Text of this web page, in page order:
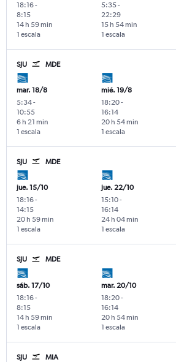
18:16-
8:15
1 escala
14 h 59 min
5:35-
22:29
1 escala
15 h 54 min
SJU MDE
mar. 18/8
5:34-
10:55
1 escala
6 h 21 min
mié. 19/8
18:20-
16:14
1 escala
20 h 54 min
SJU MDE
jue. 15/10
18:16-
14:15
1 escala
20 h 59 min
jue. 22/10
15:10-
16:14
1 escala
24 h 04 min
SJU MDE
sáb. 17/10
18:16-
8:15
1 escala
14 h 59 min
mar. 20/10
18:20-
16:14
1 escala
20 h 54 min
SJU MIA